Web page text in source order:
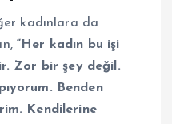
kadınlara da
“Her kadın bu işi
Zor bir şey değil.
Benden
Kendilerine